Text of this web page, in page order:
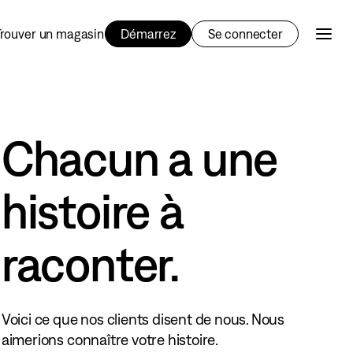
un magasin Démarrez Se connecter
Chacun a une
histoire à
raconter.
Voici ce que nos clients disent de nous. Nous
aimerions connaître votre histoire.